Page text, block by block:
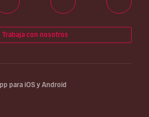
Trabaja con nosotros
para iOS y Android